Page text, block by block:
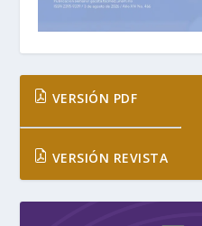
VERSIÓN PDF
VERSIÓN REVISTA